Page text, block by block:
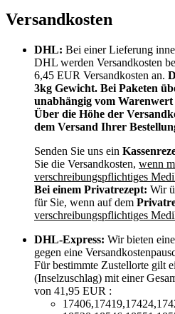
Versandkosten
DHL: Bei einer Lieferung
DHL werden Versandkosten
6,45 EUR Versandkosten an.
3kg Gewicht. Bei Paketen
unabhängig vom
Über die Höhe der
dem Versand Ihrer
Senden Sie uns ein
Sie die Versandkosten, wenn
verschreibungspflichtiges
Bei einem Privatrezept: Wir
für Sie, wenn auf dem
verschreibungspflichtiges
DHL-Express: Wir bieten
gegen eine
Für bestimmte Zustellorte gilt
(Inselzuschlag) mit einer
von 41,95 EUR :